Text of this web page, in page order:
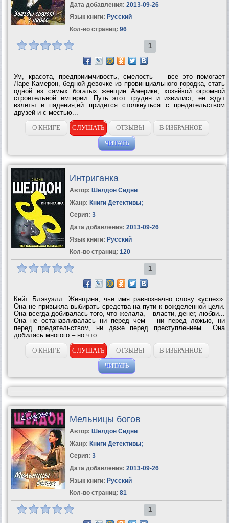
Дата добавления: 2013-09-26
Язык книги: Русский
Кол-во страниц: 96
1
Ум, красота, предприимчивость, смелость — все это помогает
Ларе Камерон, бедной девочке из провинциального городка, стать
одной из самых богатых женщин Америки, хозяйкой огромной
строительной империи. Путь этот труден и извилист, ее ждут
взлеты и падения,ей придется столкнуться с предательством
друзей и с местью...
О КНИГЕ
СЛУШАТЬ ОТЗЫВЫ
В ИЗБРАННОЕ
ЧИТАТЬ
Интриганка
Автор: Шелдон Сидни
Жанр: Книги Детективы;
Серия: 3
Дата добавления: 2013-09-26
Язык книги: Русский
Кол-во страниц: 120
1
Кейт Блэкуэлл. Женщина, чье имя равнозначно слову «успех».
Она не привыкла выбирать средства на пути к вожделенной цели.
Она всегда добивалась того, что желала, – власти, денег, любви...
Она не останавливалась ни перед чем – ни перед ложью, ни
перед предательством, ни даже перед преступлением... Она
добилась многого – но что...
О КНИГЕ
СЛУШАТЬ ОТЗЫВЫ
В ИЗБРАННОЕ
ЧИТАТЬ
Мельницы богов
Автор: Шелдон Сидни
Жанр: Книги Детективы;
Серия: 3
Дата добавления: 2013-09-26
Язык книги: Русский
Кол-во страниц: 81
1